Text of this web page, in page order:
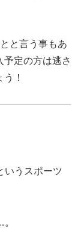
と言う事もあ
予定の方は逃さ
！
いうスポーツ